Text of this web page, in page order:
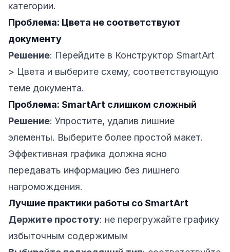
категории.
Проблема: Цвета не соответствуют
документу
Решение: Перейдите в Конструктор SmartArt
> Цвета и выберите схему, соответствующую
теме документа.
Проблема: SmartArt слишком сложный
Решение: Упростите, удалив лишние
элементы. Выберите более простой макет.
Эффективная графика должна ясно
передавать информацию без лишнего
нагромождения.
Лучшие практики работы со SmartArt
Держите простоту: не перегружайте графику
избыточным содержимым